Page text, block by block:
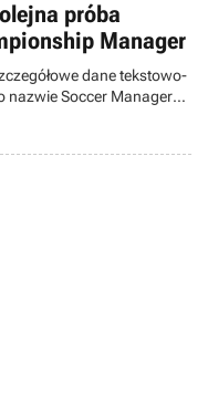
ściągnąć grywalne
przygód, które wiążą się
taką oferuje nasz FTP.
próba
Manager
dane tekstowo-
nazwie Soccer Manager
PeCetowego
do sprzedaży blisko